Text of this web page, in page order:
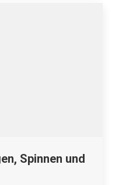
Spinnen und